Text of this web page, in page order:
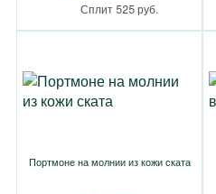
Сплит 525 руб.
Портмоне на молнии из кожи ската